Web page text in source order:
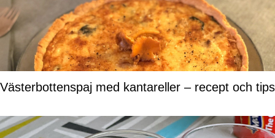
Västerbottenspaj med kantareller – recept och tips